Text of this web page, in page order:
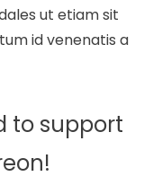
ut etiam sit
id venenatis a
to support